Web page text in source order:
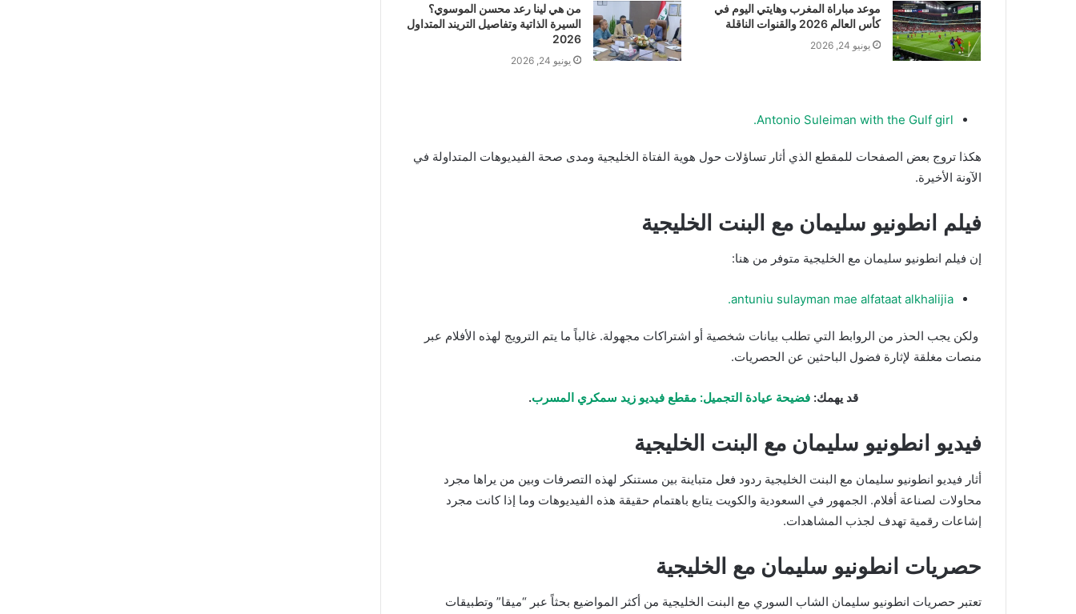
موعد مباراة المغرب وهايتي اليوم في
كأس العالم 2026 والقنوات الناقلة
يونيو 24, 2026
من هي لينا رعد محسن الموسوي؟
السيرة الذاتية وتفاصيل التريند المتداول
2026
يونيو 24, 2026
Antonio Suleiman with the Gulf girl.
هكذا تروج بعض الصفحات للمقطع الذي أثار تساؤلات حول هوية الفتاة الخليجية ومدى صحة الفيديوهات المتداولة في
الآونة الأخيرة.
فيلم انطونيو سليمان مع البنت الخليجية
إن فيلم انطونيو سليمان مع الخليجية متوفر من هنا:
antuniu sulayman mae alfataat alkhalijia.
ولكن يجب الحذر من الروابط التي تطلب بيانات شخصية أو اشتراكات مجهولة. غالباً ما يتم الترويج لهذه الأفلام عبر
منصات مغلقة لإثارة فضول الباحثين عن الحصريات.
قد يهمك: فضيحة عيادة التجميل: مقطع فيديو زيد سمكري المسرب.
فيديو انطونيو سليمان مع البنت الخليجية
أثار فيديو انطونيو سليمان مع البنت الخليجية ردود فعل متباينة بين مستنكر لهذه التصرفات وبين من يراها مجرد
محاولات لصناعة أفلام. الجمهور في السعودية والكويت يتابع باهتمام حقيقة هذه الفيديوهات وما إذا كانت مجرد
إشاعات رقمية تهدف لجذب المشاهدات.
حصريات انطونيو سليمان مع الخليجية
تعتبر حصريات انطونيو سليمان الشاب السوري مع البنت الخليجية من أكثر المواضيع بحثاً عبر “ميقا” وتطبيقات